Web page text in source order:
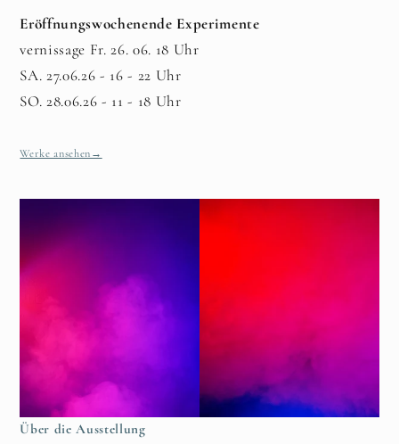
Eröffnungswochenende Experimente
vernissage Fr. 26. 06. 18 Uhr
SA. 27.06.26 - 16 - 22 Uhr
SO. 28.06.26 - 11 - 18 Uhr
Werke ansehen →
Über die Ausstellung